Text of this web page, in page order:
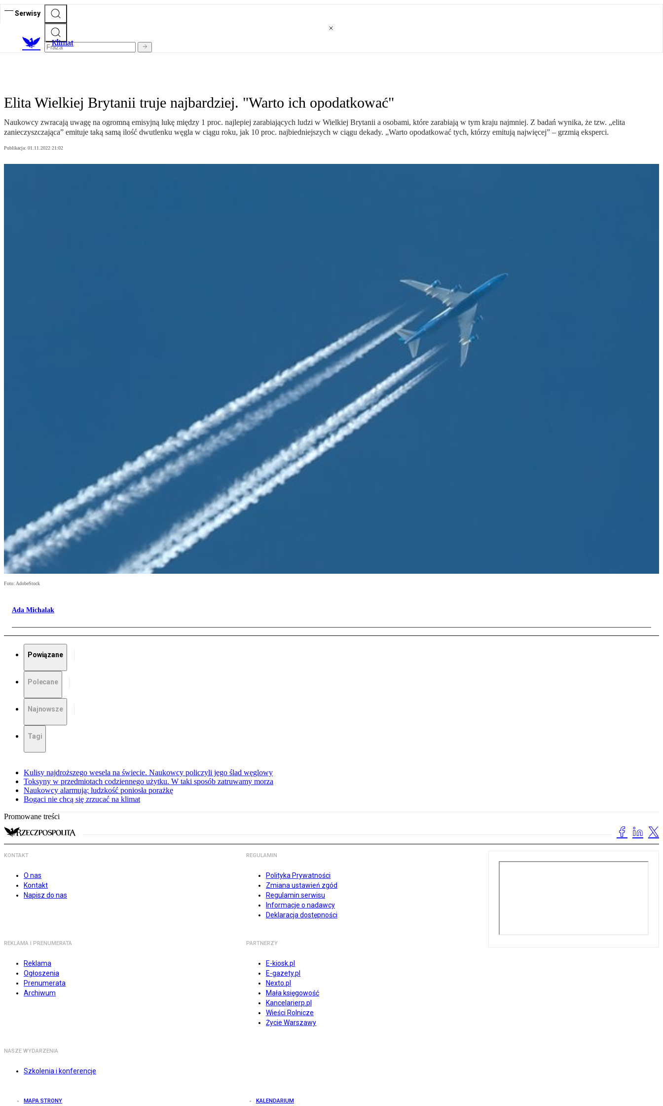
Serwisy
Klimat
Elita Wielkiej Brytanii truje najbardziej. "Warto ich opodatkować"
Naukowcy zwracają uwagę na ogromną emisyjną lukę między 1 proc. najlepiej zarabiających ludzi w Wielkiej Brytanii a osobami, które zarabiają w tym kraju najmniej. Z badań wynika, że tzw. „elita
zanieczyszczająca” emituje taką samą ilość dwutlenku węgla w ciągu roku, jak 10 proc. najbiedniejszych w ciągu dekady. „Warto opodatkować tych, którzy emitują najwięcej” – grzmią eksperci.
Publikacja: 01.11.2022 21:02
Foto: AdobeStock
Ada Michalak
Powiązane
Polecane
Najnowsze
Tagi
Kulisy najdroższego wesela na świecie. Naukowcy policzyli jego ślad węglowy
Toksyny w przedmiotach codziennego użytku. W taki sposób zatruwamy morza
Naukowcy alarmują: ludzkość poniosła porażkę
Bogaci nie chcą się zrzucać na klimat
Promowane treści
KONTAKT
O nas
Kontakt
Napisz do nas
REGULAMIN
Polityka Prywatności
Zmiana ustawień zgód
Regulamin serwisu
Informacje o nadawcy
Deklaracja dostępności
REKLAMA I PRENUMERATA
Reklama
Ogłoszenia
Prenumerata
Archiwum
PARTNERZY
E-kiosk.pl
E-gazety.pl
Nexto.pl
Mała księgowość
Kancelarierp.pl
Wieści Rolnicze
Życie Warszawy
NASZE WYDARZENIA
Szkolenia i konferencje
MAPA STRONY KALENDARIUM